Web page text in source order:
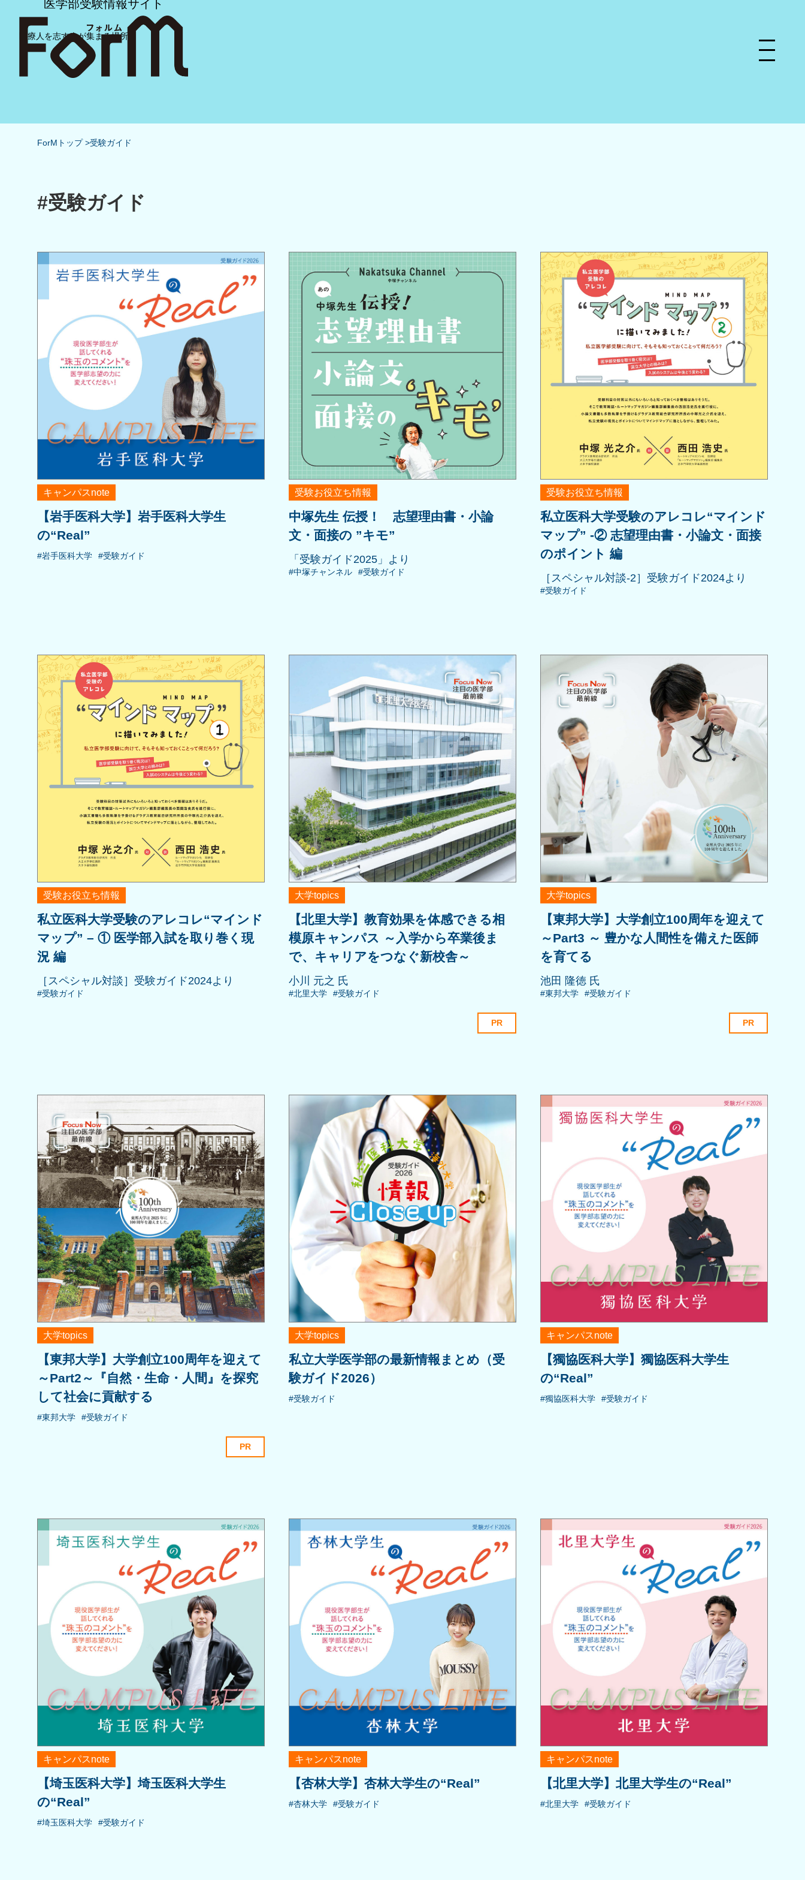
医療人を志す人が集まる場所
医学部受験情報サイト
ForMトップ 受験ガイド
#受験ガイド
キャンパスnote
【岩手医科大学】岩手医科大学生
の“Real”
#岩手医科大学 #受験ガイド
受験お役立ち情報
中塚先生 伝授！ 志望理由書・小論
文・面接の ”キモ”
「受験ガイド2025」より
#中塚チャンネル #受験ガイド
受験お役立ち情報
私立医科大学受験のアレコレ“マインド
マップ” -② 志望理由書・小論文・面接
のポイント 編
［スペシャル対談-2］受験ガイド2024より
#受験ガイド
受験お役立ち情報
私立医科大学受験のアレコレ“マインド
マップ” – ① 医学部入試を取り巻く現
況 編
［スペシャル対談］受験ガイド2024より
#受験ガイド
大学topics
【北里大学】教育効果を体感できる相
模原キャンパス ～入学から卒業後ま
で、キャリアをつなぐ新校舎～
小川 元之 氏
#北里大学 #受験ガイド
PR
大学topics
【東邦大学】大学創立100周年を迎えて
～Part3 ～ 豊かな人間性を備えた医師
を育てる
池田 隆徳 氏
#東邦大学 #受験ガイド
PR
大学topics
【東邦大学】大学創立100周年を迎えて
～Part2～『自然・生命・人間』を探究
して社会に貢献する
#東邦大学 #受験ガイド
PR
大学topics
私立大学医学部の最新情報まとめ（受
験ガイド2026）
#受験ガイド
キャンパスnote
【獨協医科大学】獨協医科大学生
の“Real”
#獨協医科大学 #受験ガイド
キャンパスnote
【埼玉医科大学】埼玉医科大学生
の“Real”
#埼玉医科大学 #受験ガイド
キャンパスnote
【杏林大学】杏林大学生の“Real”
#杏林大学 #受験ガイド
キャンパスnote
【北里大学】北里大学生の“Real”
#北里大学 #受験ガイド